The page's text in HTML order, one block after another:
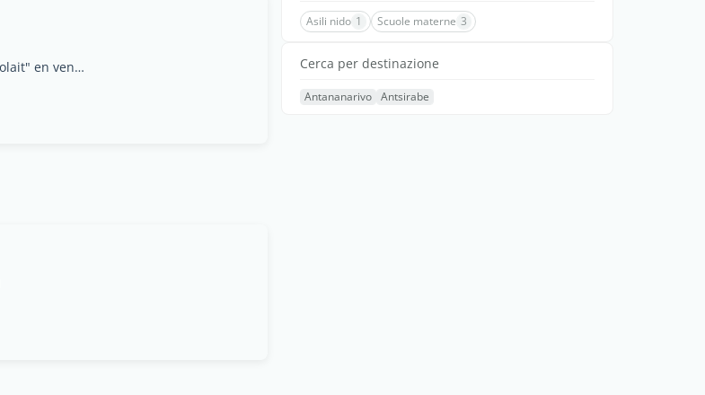
AV1 Bis - Andranomena A 800m de "Socolait" en venant dAndraharo., Antananarivo
Asili nido 1 Scuole materne 3
Cerca per destinazione
Antananarivo Antsirabe